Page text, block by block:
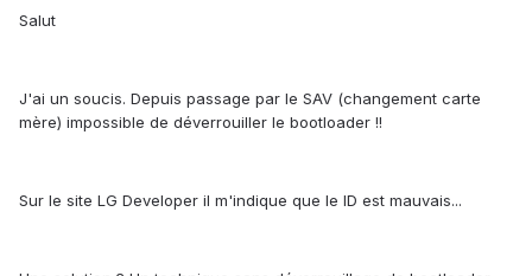
Salut
J'ai un soucis. Depuis passage par le SAV (changement carte
mère) impossible de déverrouiller le bootloader !!
Sur le site LG Developer il m'indique que le ID est mauvais...